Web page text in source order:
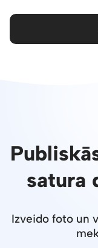
satura
Izveido foto un